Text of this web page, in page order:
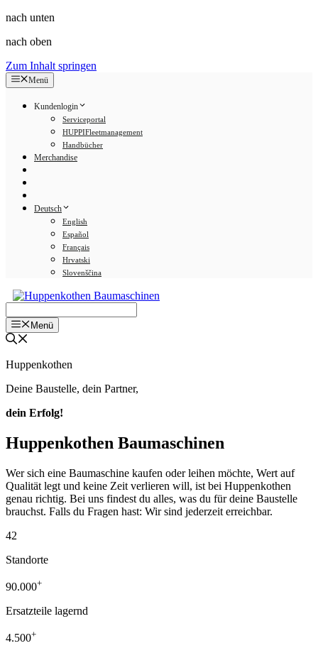
nach unten
nach oben
Zum Inhalt springen
Menü
Kundenlogin
Serviceportal
HUPPIFleetmanagement
Handbücher
Merchandise
Deutsch
English
Español
Français
Hrvatski
Slovenščina
Menü
Huppenkothen
Deine Baustelle, dein Partner,
dein Erfolg!
Huppenkothen Baumaschinen
Wer sich eine Baumaschine kaufen oder leihen möchte, Wert auf
Qualität legt und keine Zeit verlieren will, ist bei Huppenkothen
genau richtig. Bei uns findest du alles, was du für deine Baustelle
brauchst. Falls du Fragen hast: Wir sind jederzeit erreichbar.
42
Standorte
90.000+
Ersatzteile lagernd
4.500+